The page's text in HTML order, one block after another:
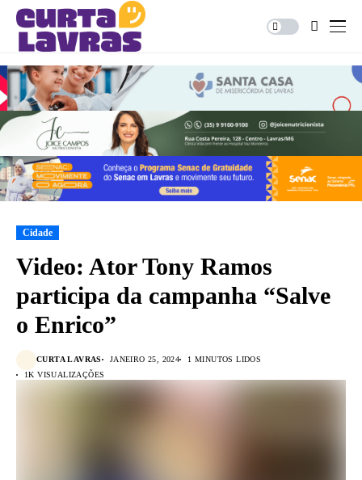
Cidade
Video: Ator Tony Ramos
participa da campanha “Salve
o Enrico”
CURTA LAVRAS JANEIRO 25, 2024
1 MINUTOS LIDOS
1K VISUALIZAÇÕES